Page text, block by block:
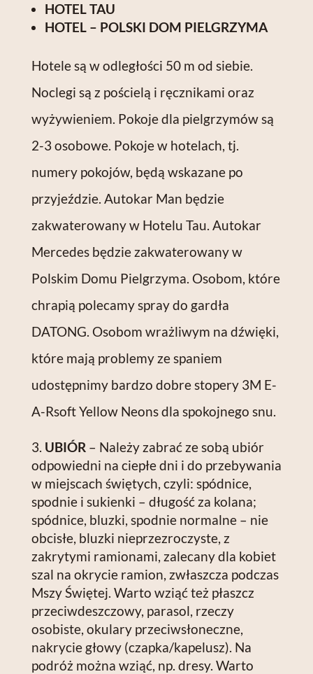
HOTEL TAU
HOTEL – POLSKI DOM PIELGRZYMA
Hotele są w odległości 50 m od siebie.
Noclegi są z pościelą i ręcznikami oraz
wyżywieniem. Pokoje dla pielgrzymów są
2-3 osobowe. Pokoje w hotelach, tj.
numery pokojów, będą wskazane po
przyjeździe. Autokar Man będzie
zakwaterowany w Hotelu Tau. Autokar
Mercedes będzie zakwaterowany w
Polskim Domu Pielgrzyma. Osobom, które
chrapią polecamy spray do gardła
DATONG. Osobom wrażliwym na dźwięki,
które mają problemy ze spaniem
udostępnimy bardzo dobre stopery 3M E-
A-Rsoft Yellow Neons dla spokojnego snu.
UBIÓR – Należy zabrać ze sobą ubiór
odpowiedni na ciepłe dni i do przebywania
w miejscach świętych, czyli: spódnice,
spodnie i sukienki – długość za kolana;
spódnice, bluzki, spodnie normalne – nie
obcisłe, bluzki nieprzezroczyste, z
zakrytymi ramionami, zalecany dla kobiet
szal na okrycie ramion, zwłaszcza podczas
Mszy Świętej. Warto wziąć też płaszcz
przeciwdeszczowy, parasol, rzeczy
osobiste, okulary przeciwsłoneczne,
nakrycie głowy (czapka/kapelusz). Na
podróż można wziąć, np. dresy. Warto